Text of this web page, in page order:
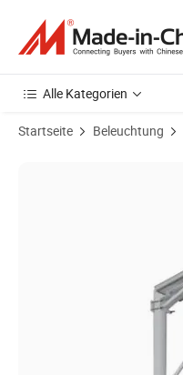
Alle Kategorien
Startseite Beleuchtung